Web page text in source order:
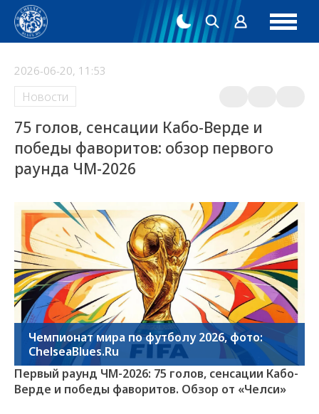
2026-06-20, 11:53
Новости
75 голов, сенсации Кабо-Верде и
победы фаворитов: обзор первого
раунда ЧМ-2026
Чемпионат мира по футболу 2026, фото:
ChelseaBlues.Ru
Первый раунд ЧМ-2026: 75 голов, сенсации Кабо-
Верде и победы фаворитов. Обзор от «Челси»